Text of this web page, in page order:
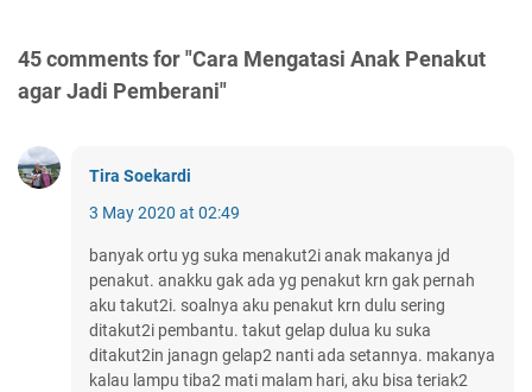
45 comments for "Cara Mengatasi Anak Penakut
agar Jadi Pemberani"
Tira Soekardi
3 May 2020 at 02:49
banyak ortu yg suka menakut2i anak makanya jd
penakut. anakku gak ada yg penakut krn gak pernah
aku takut2i. soalnya aku penakut krn dulu sering
ditakut2i pembantu. takut gelap dulua ku suka
ditakut2in janagn gelap2 nanti ada setannya. makanya
kalau lampu tiba2 mati malam hari, aku bisa teriak2